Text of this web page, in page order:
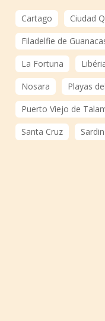
Cartago Ciudad
Filadelfie de
La Fortuna
Nosara
Playas
Puerto Viejo de
Santa Cruz